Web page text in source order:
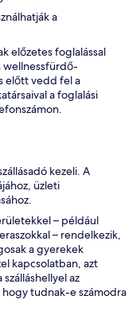
a
előzetes foglalással
wellnessfürdő-
előtt vedd fel a
a foglalási
kezeli. A
üzleti
– például
– rendelkezik,
a gyerekek
kapcsolatban, azt
az
tudnak-e számodra